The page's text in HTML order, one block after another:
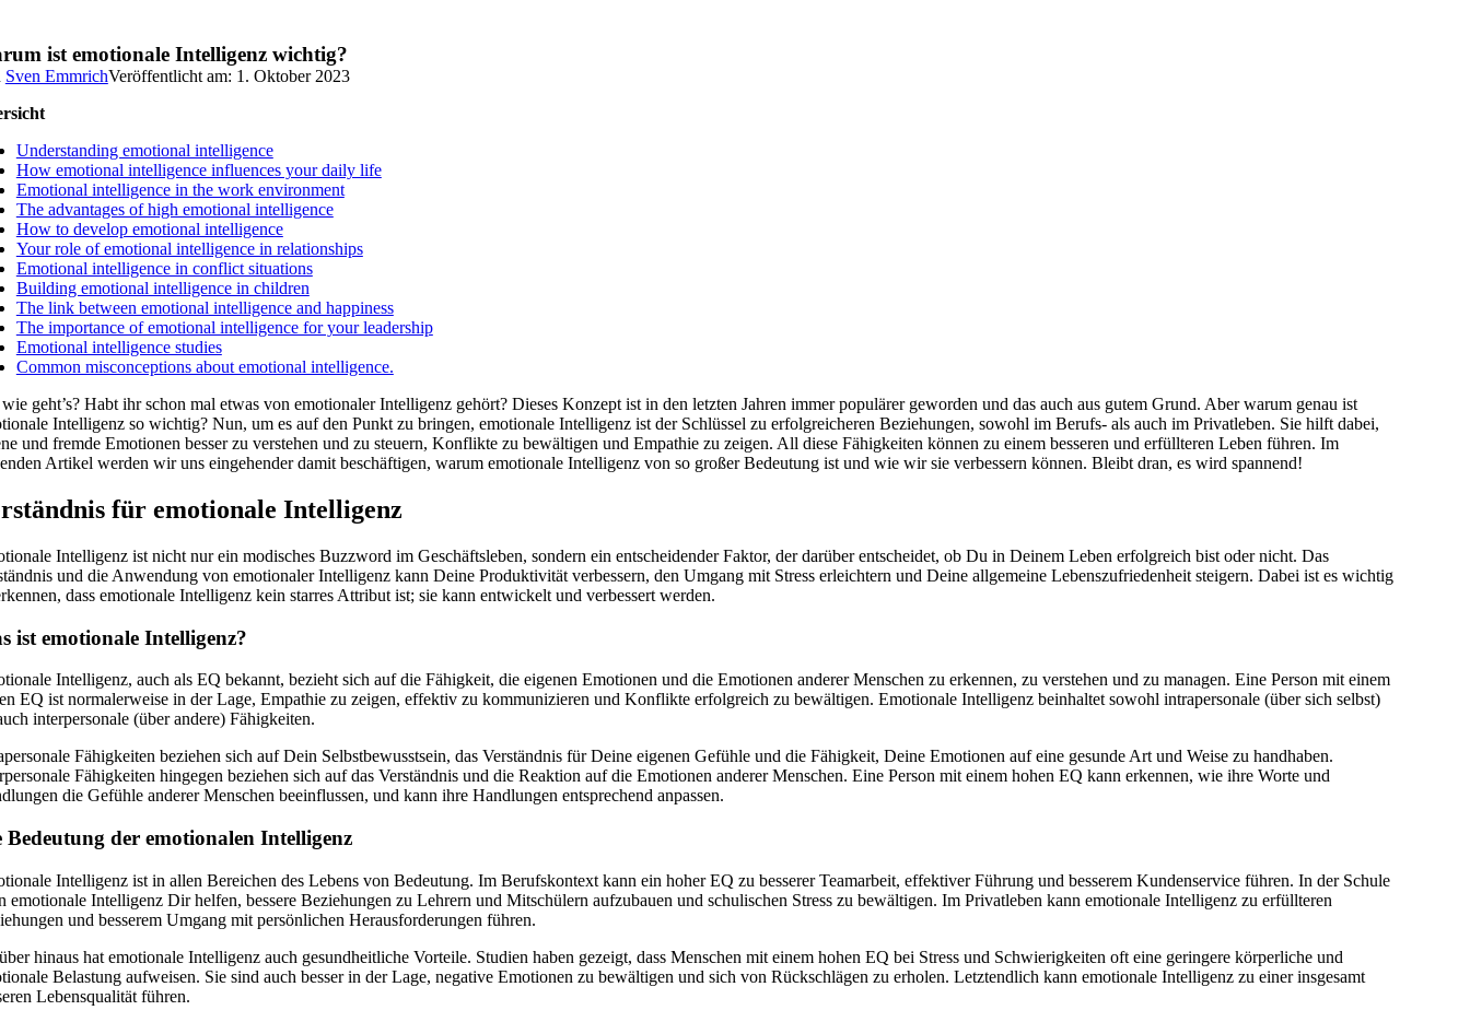
ist emotionale Intelligenz wichtig?
Sven EmmrichVeröffentlicht am: 1. Oktober 2023
Understanding emotional intelligence
How emotional intelligence influences your daily life
Emotional intelligence in the work environment
The advantages of high emotional intelligence
How to develop emotional intelligence
Your role of emotional intelligence in relationships
Emotional intelligence in conflict situations
Building emotional intelligence in children
The link between emotional intelligence and happiness
The importance of emotional intelligence for your leadership
Emotional intelligence studies
Common misconceptions about emotional intelligence.
geht’s? Habt ihr schon mal etwas von emotionaler Intelligenz gehört? Dieses Konzept ist in den letzten Jahren immer populärer geworden und das auch aus gutem Grund. Aber warum genau ist
Intelligenz so wichtig? Nun, um es auf den Punkt zu bringen, emotionale Intelligenz ist der Schlüssel zu erfolgreicheren Beziehungen, sowohl im Berufs- als auch im Privatleben. Sie hilft dabei,
und fremde Emotionen besser zu verstehen und zu steuern, Konflikte zu bewältigen und Empathie zu zeigen. All diese Fähigkeiten können zu einem besseren und erfüllteren Leben führen. Im
Artikel werden wir uns eingehender damit beschäftigen, warum emotionale Intelligenz von so großer Bedeutung ist und wie wir sie verbessern können. Bleibt dran, es wird spannend!
für emotionale Intelligenz
Intelligenz ist nicht nur ein modisches Buzzword im Geschäftsleben, sondern ein entscheidender Faktor, der darüber entscheidet, ob Du in Deinem Leben erfolgreich bist oder nicht. Das
und die Anwendung von emotionaler Intelligenz kann Deine Produktivität verbessern, den Umgang mit Stress erleichtern und Deine allgemeine Lebenszufriedenheit steigern. Dabei ist es wichtig
dass emotionale Intelligenz kein starres Attribut ist; sie kann entwickelt und verbessert werden.
ist emotionale Intelligenz?
Intelligenz, auch als EQ bekannt, bezieht sich auf die Fähigkeit, die eigenen Emotionen und die Emotionen anderer Menschen zu erkennen, zu verstehen und zu managen. Eine Person mit einem
EQ ist normalerweise in der Lage, Empathie zu zeigen, effektiv zu kommunizieren und Konflikte erfolgreich zu bewältigen. Emotionale Intelligenz beinhaltet sowohl intrapersonale (über sich selbst)
interpersonale (über andere) Fähigkeiten.
Fähigkeiten beziehen sich auf Dein Selbstbewusstsein, das Verständnis für Deine eigenen Gefühle und die Fähigkeit, Deine Emotionen auf eine gesunde Art und Weise zu handhaben.
Fähigkeiten hingegen beziehen sich auf das Verständnis und die Reaktion auf die Emotionen anderer Menschen. Eine Person mit einem hohen EQ kann erkennen, wie ihre Worte und
die Gefühle anderer Menschen beeinflussen, und kann ihre Handlungen entsprechend anpassen.
Bedeutung der emotionalen Intelligenz
Intelligenz ist in allen Bereichen des Lebens von Bedeutung. Im Berufskontext kann ein hoher EQ zu besserer Teamarbeit, effektiver Führung und besserem Kundenservice führen. In der Schule
emotionale Intelligenz Dir helfen, bessere Beziehungen zu Lehrern und Mitschülern aufzubauen und schulischen Stress zu bewältigen. Im Privatleben kann emotionale Intelligenz zu erfüllteren
und besserem Umgang mit persönlichen Herausforderungen führen.
hinaus hat emotionale Intelligenz auch gesundheitliche Vorteile. Studien haben gezeigt, dass Menschen mit einem hohen EQ bei Stress und Schwierigkeiten oft eine geringere körperliche und
Belastung aufweisen. Sie sind auch besser in der Lage, negative Emotionen zu bewältigen und sich von Rückschlägen zu erholen. Letztendlich kann emotionale Intelligenz zu einer insgesamt
Lebensqualität führen.